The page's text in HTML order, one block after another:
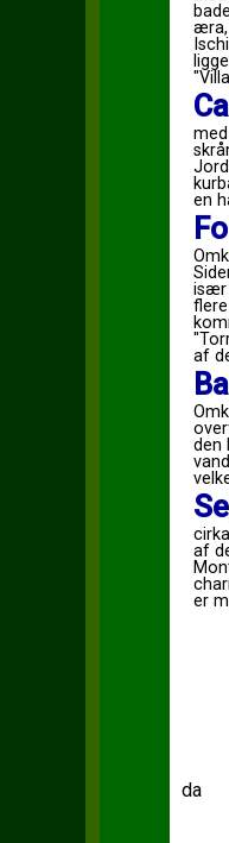
æra,
en
især
af
den
af
er
da